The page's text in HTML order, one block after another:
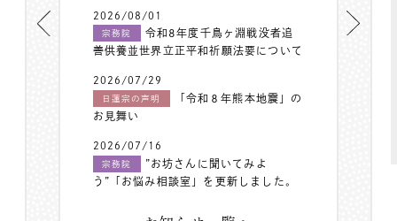
2026/08/01
宗務院
令和8年度千鳥ヶ淵戦没者追
善供養並世界立正平和祈願法要について
2026/07/29
日蓮宗の声明
「令和８年熊本地震」の
お見舞い
2026/07/16
宗務院
”お坊さんに聞いてみよ
う”「お悩み相談室」を更新しました。